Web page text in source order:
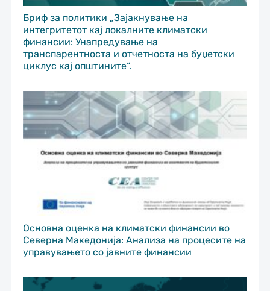
Бриф за политики „Зајакнување на
интегритетот кај локалните климатски
финансии: Унапредување на
транспарентноста и отчетноста на буџетски
циклус кај општините“.
Основна оценка на климатски финансии во
Северна Македонија: Анализа на процесите на
управувањето со јавните финансии